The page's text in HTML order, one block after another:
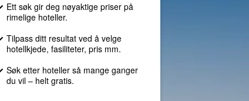
Ett søk gir deg nøyaktige priser på
rimelige hoteller.
Tilpass ditt resultat ved å velge
hotellkjede, fasiliteter, pris mm.
Søk etter hoteller så mange ganger
du vil – helt gratis.